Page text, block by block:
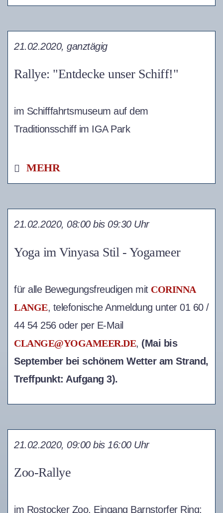
Rallye: "Entdecke unser Schiff!"
21.02.2020, ganztägig
im Schifffahrtsmuseum auf dem
Traditionsschiff im IGA Park
MEHR
Yoga im Vinyasa Stil - Yogameer
21.02.2020, 08:00 bis 09:30 Uhr
für alle Bewegungsfreudigen mit CORINNA
LANGE, telefonische Anmeldung unter 01 60 /
44 54 256 oder per E-Mail
CLANGE@YOGAMEER.DE, (Mai bis
September bei schönem Wetter am Strand,
Treffpunkt: Aufgang 3).
Zoo-Rallye
21.02.2020, 09:00 bis 16:00 Uhr
im Rostocker Zoo, Eingang Barnstorfer Ring;